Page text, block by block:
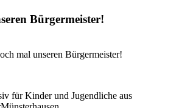
Bürgermeister!
mal unseren Bürgermeister!
für Kinder und Jugendliche aus